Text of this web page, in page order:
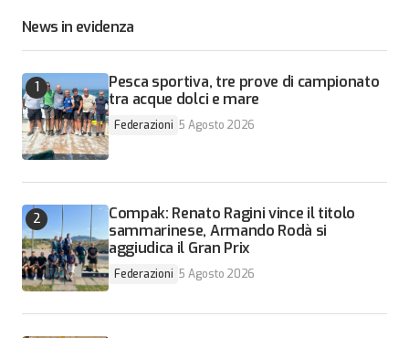
News in evidenza
Pesca sportiva, tre prove di campionato
tra acque dolci e mare
Federazioni 5 Agosto 2026
Compak: Renato Ragini vince il titolo
sammarinese, Armando Rodà si
aggiudica il Gran Prix
Federazioni 5 Agosto 2026